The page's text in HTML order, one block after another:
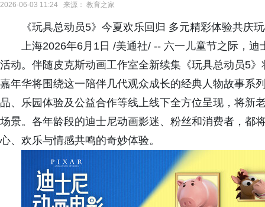
2026-06-03 11:24 来源： 教育之家
《玩具总动员5》今夏欢乐回归 多元精彩体验共庆
上海2026年6月1日 /美通社/ -- 六一儿童节之际，
活动。伴随皮克斯动画工作室全新续集《玩具总动员5
嘉年华将围绕这一陪伴几代观众成长的经典人物故事系
品、乐园体验及公益合作等线上线下全方位呈现，将新
场景。各年龄段的迪士尼动画影迷、粉丝和消费者，都
心、欢乐与情感共鸣的奇妙体验。